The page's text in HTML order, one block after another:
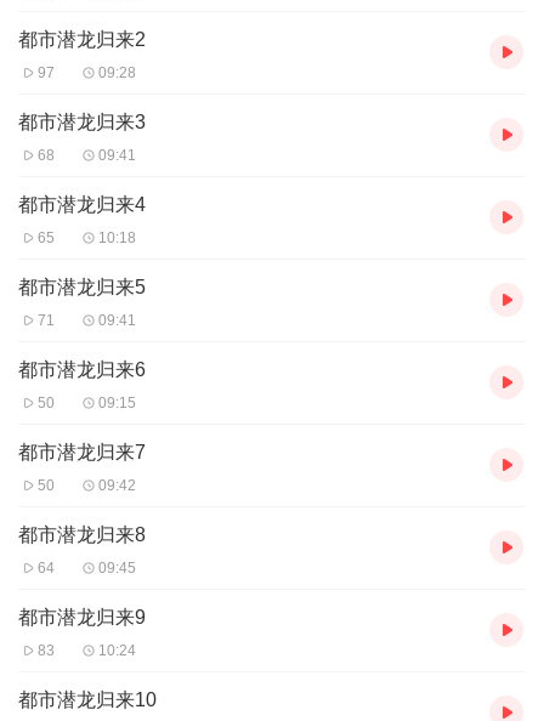
都市潜龙归来2
97 09:28
都市潜龙归来3
68 09:41
都市潜龙归来4
65 10:18
都市潜龙归来5
71 09:41
都市潜龙归来6
50 09:15
都市潜龙归来7
50 09:42
都市潜龙归来8
64 09:45
都市潜龙归来9
83 10:24
都市潜龙归来10